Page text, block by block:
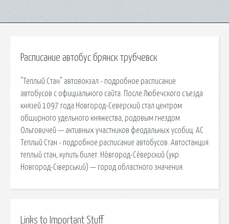
Расписание автобус брянск трубчевск
"Теплый Стан" автовокзал - подробное расписание
автобусов с официального сайта. После Любечского съезда
князей 1097 года Новгород-Северский стал центром
обширного удельного княжества, родовым гнездом
Ольговичей — активных участников феодальных усобиц. АС
Теплый Стан - подробное расписание автобусов. Автостанция
теплый стан, купить билет. Но́вгород-Се́верский (укр.
Новгород-Сіверський) — город областного значения.
Links to Important Stuff